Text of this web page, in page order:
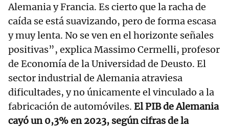
Alemania y Francia. Es cierto que la racha de
caída se está suavizando, pero de forma escasa
y muy lenta. No se ven en el horizonte señales
positivas”, explica Massimo Cermelli, profesor
de Economía de la Universidad de Deusto. El
sector industrial de Alemania atraviesa
dificultades, y no únicamente el vinculado a la
fabricación de automóviles. El PIB de Alemania
cayó un 0,3% en 2023, según cifras de la